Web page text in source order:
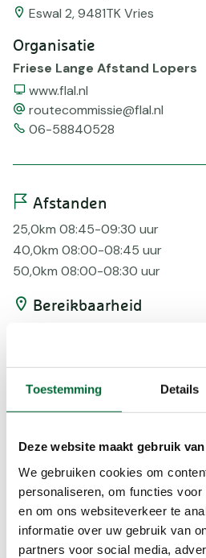
Toestemming Details
Deze website maakt gebruik
We gebruiken cookies om
personaliseren, om functies
en om ons websiteverkeer te
informatie over uw gebruik van
partners voor social media,
Eswal 2, 9481TK Vries
Organisatie
Friese Lange Afstand Lopers
Website
www.flal.nl
emailroutecommissie@flal.nl
Telefoonnummer
06-58840528
Afstanden
25,0km 08:45-09:30 uur
40,0km 08:00-08:45 uur
50,0km 08:00-08:30 uur
Bereikbaarheid
Voorzieningen
Bepijld
Digitaal
Korting
Onverhard
Routebeschr
Rust
Verhard